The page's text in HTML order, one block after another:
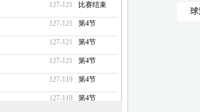
127-121 比赛结束
127-121 第4节
127-121 第4节
127-121 第4节
127-119 第4节
127-119 第4节
球